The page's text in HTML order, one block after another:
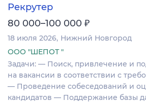
Рекрутер
80 000–100 000 ₽
18 июля 2026 Нижний Новгород
ООО "ШЕПОТ "
Задачи: — Поиск, привлечение и
на вакансии в соответствии с
— Проведение собеседований и
кандидатов — Поддержание базы